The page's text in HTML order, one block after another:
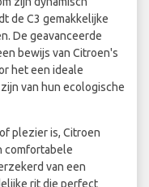
de C3 gemakkelijke
De geavanceerde
bewijs van Citroen's
het een ideale
van hun ecologische
plezier is, Citroen
comfortabele
van een
rit die perfect